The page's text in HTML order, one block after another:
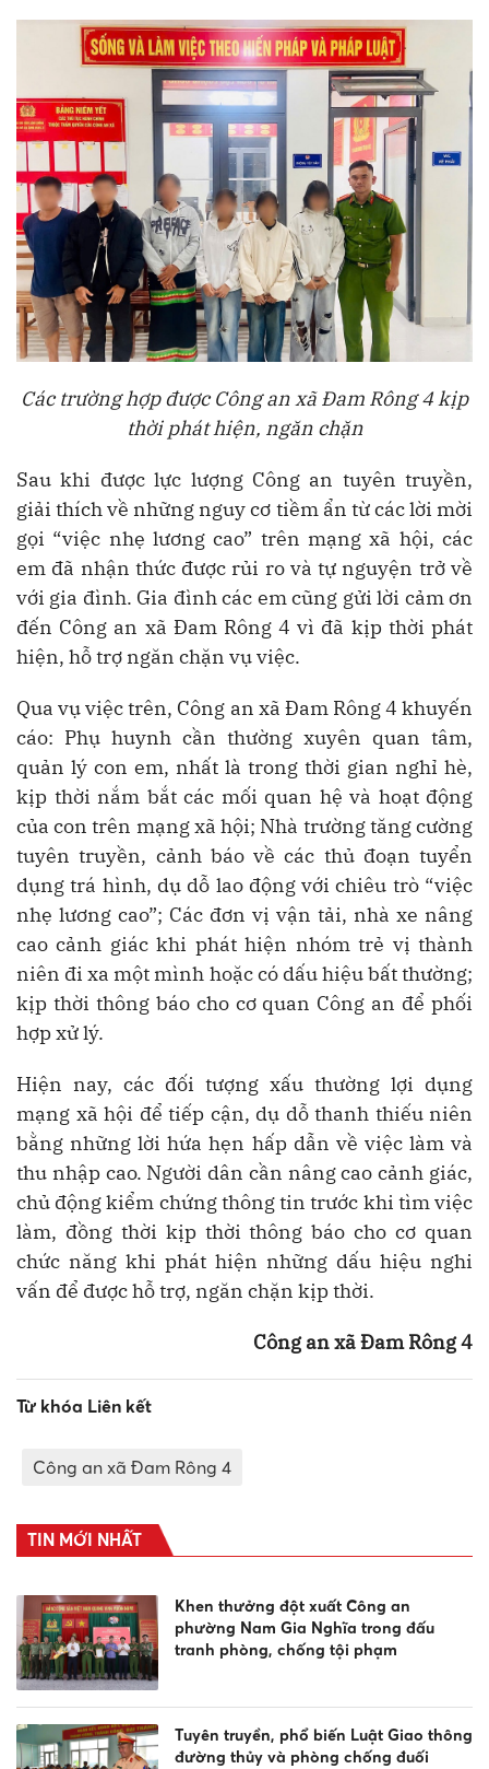
Các trường hợp được Công an xã Đam Rông 4 kịp
thời phát hiện, ngăn chặn
Sau khi được lực lượng Công an tuyên truyền,
giải thích về những nguy cơ tiềm ẩn từ các lời mời
gọi “việc nhẹ lương cao” trên mạng xã hội, các
em đã nhận thức được rủi ro và tự nguyện trở về
với gia đình. Gia đình các em cũng gửi lời cảm ơn
đến Công an xã Đam Rông 4 vì đã kịp thời phát
hiện, hỗ trợ ngăn chặn vụ việc.
Qua vụ việc trên, Công an xã Đam Rông 4 khuyến
cáo: Phụ huynh cần thường xuyên quan tâm,
quản lý con em, nhất là trong thời gian nghỉ hè,
kịp thời nắm bắt các mối quan hệ và hoạt động
của con trên mạng xã hội; Nhà trường tăng cường
tuyên truyền, cảnh báo về các thủ đoạn tuyển
dụng trá hình, dụ dỗ lao động với chiêu trò “việc
nhẹ lương cao”; Các đơn vị vận tải, nhà xe nâng
cao cảnh giác khi phát hiện nhóm trẻ vị thành
niên đi xa một mình hoặc có dấu hiệu bất thường;
kịp thời thông báo cho cơ quan Công an để phối
hợp xử lý.
Hiện nay, các đối tượng xấu thường lợi dụng
mạng xã hội để tiếp cận, dụ dỗ thanh thiếu niên
bằng những lời hứa hẹn hấp dẫn về việc làm và
thu nhập cao. Người dân cần nâng cao cảnh giác,
chủ động kiểm chứng thông tin trước khi tìm việc
làm, đồng thời kịp thời thông báo cho cơ quan
chức năng khi phát hiện những dấu hiệu nghi
vấn để được hỗ trợ, ngăn chặn kịp thời.
Công an xã Đam Rông 4
Từ khóa Liên kết
Công an xã Đam Rông 4
TIN MỚI NHẤT
Khen thưởng đột xuất Công an
phường Nam Gia Nghĩa trong đấu
tranh phòng, chống tội phạm
Tuyên truyền, phổ biến Luật Giao thông
đường thủy và phòng chống đuối